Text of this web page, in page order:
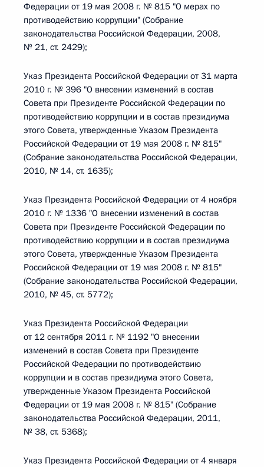
Федерации от 19 мая 2008 г. № 815 "О мерах по
противодействию коррупции" (Собрание
законодательства Российской Федерации, 2008,
№ 21, ст. 2429);
Указ Президента Российской Федерации от 31 марта
2010 г. № 396 "О внесении изменений в состав
Совета при Президенте Российской Федерации по
противодействию коррупции и в состав президиума
этого Совета, утвержденные Указом Президента
Российской Федерации от 19 мая 2008 г. № 815"
(Собрание законодательства Российской Федерации,
2010, № 14, ст. 1635);
Указ Президента Российской Федерации от 4 ноября
2010 г. № 1336 "О внесении изменений в состав
Совета при Президенте Российской Федерации по
противодействию коррупции и в состав президиума
этого Совета, утвержденные Указом Президента
Российской Федерации от 19 мая 2008 г. № 815"
(Собрание законодательства Российской Федерации,
2010, № 45, ст. 5772);
Указ Президента Российской Федерации
от 12 сентября 2011 г. № 1192 "О внесении
изменений в состав Совета при Президенте
Российской Федерации по противодействию
коррупции и в состав президиума этого Совета,
утвержденные Указом Президента Российской
Федерации от 19 мая 2008 г. № 815" (Собрание
законодательства Российской Федерации, 2011,
№ 38, ст. 5368);
Указ Президента Российской Федерации от 4 января